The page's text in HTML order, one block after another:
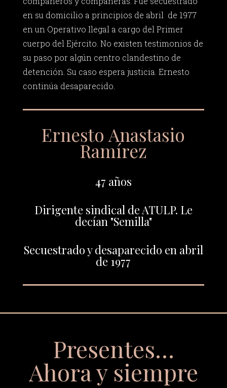
en su domicilio a principios de abril de 1977
en un Operativo Ilegal a cargo del Primer
cuerpo del Ejército. No existen testimonios de
su paso por algún centro clandestino de
detención. Su caso espera justicia. Ernesto
continúa desaparecido.
Ernesto Anastasio
Ramírez
47 años
Dirigente sindical de ATULP. Le
decían "Semilla"
Secuestrado y desaparecido en abril
de 1977
Presentes…
Ahora y siempre